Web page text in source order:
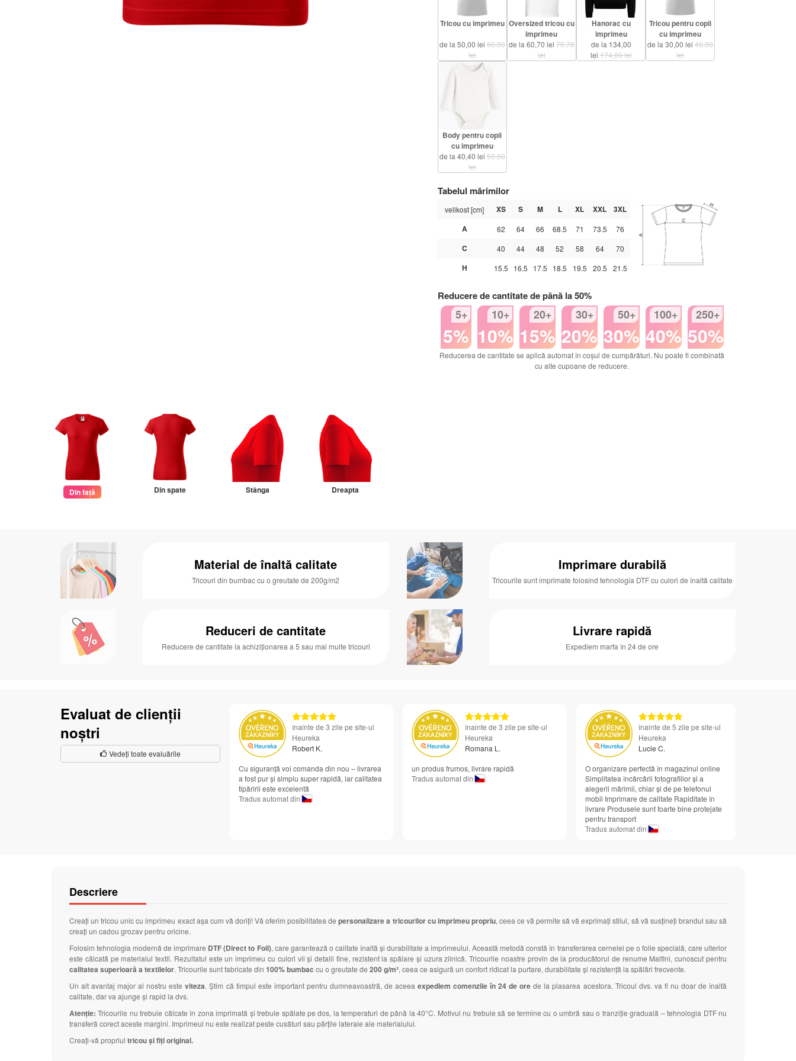
Din față Din spate Stânga Dreapta
Tricou cu imprimeu
de la 50,00 lei 60,00
lei
Oversized tricou cu
imprimeu
de la 60,70 lei 70,70
lei
Hanorac cu
imprimeu
de la 134,00
lei174,00 lei
Tricou pentru copii
cu imprimeu
de la 30,00 lei40,00
lei
Body pentru copii
cu imprimeu
de la 40,40 lei 50,60
lei
Tabelul mărimilor
velikost [cm] XS S M L XL XXL
3XL
A
62 64 66 68.5 71 73.5 76
C 40 44 48 52 58 64 70
H 15.5 16.5 17.5 18.5 19.5 20.5 21.5
Reducere de cantitate de până la 50%
5+
5%
10+
10%
20+
15%
30+
20%
50+
30%
100+
40%
250+
50%
Reducerea de cantitate se aplică automat în coșul de cumpărături. Nu poate fi combinată
cu alte cupoane de reducere.
Material de înaltă calitate
Tricouri din bumbac cu o greutate de 200g/m2
Imprimare durabilă
Tricourile sunt imprimate folosind tehnologia DTF cu culori de înaltă calitate
Reduceri de cantitate
Reducere de cantitate la achiziționarea a 5 sau mai multe tricouri
Livrare rapidă
Expediem marfa în 24 de ore
Evaluat de clienții
noștri
Vedeți toate evaluările
înainte de 3 zile pe site-ul
Heureka
Robert K.
Cu siguranță voi comanda din nou – livrarea
a fost pur și simplu super rapidă, iar calitatea
tipăririi este excelentă
Tradus automat din
înainte de 3 zile pe site-ul
Heureka
Romana L.
un produs frumos, livrare rapidă
Tradus automat din
înainte de 5 zile pe site-ul
Heureka
Lucie C.
O organizare perfectă în magazinul online
Simplitatea încărcării fotografiilor și a
alegerii mărimii, chiar și de pe telefonul
mobil Imprimare de calitate Rapiditate în
livrare Produsele sunt foarte bine protejate
pentru transport
Tradus automat din
Descriere
Creați un tricou unic cu imprimeu exact așa cum vă doriți! Vă oferim posibilitatea depersonalizare a tricourilor cu imprimeu propriu, ceea ce vă permite să vă exprimați stilul, să vă susțineți brandul sau să
creați un cadou grozav pentru oricine.
Folosim tehnologia modernă de imprimare DTF (Direct to Foil), care garantează o calitate înaltă și durabilitate a imprimeului. Această metodă constă în transferarea cernelei pe o folie specială, care ulterior
este călcată pe materialul textil. Rezultatul este un imprimeu cu culori vii și detalii fine, rezistent la spălare și uzura zilnică. Tricourile noastre provin de la producătorul de renume Malfini, cunoscut pentru
calitatea superioară a textilelor. Tricourile sunt fabricate din 100% bumbac cu o greutate de 200 g/m², ceea ce asigură un confort ridicat la purtare, durabilitate și rezistență la spălări frecvente.
Un alt avantaj major al nostru esteviteza. Știm că timpul este important pentru dumneavoastră, de aceeaexpediem comenzile în 24 de ore de la plasarea acestora. Tricoul dvs. va fi nu doar de înaltă
calitate, dar va ajunge și rapid la dvs.
Atenție: Tricourile nu trebuie călcate în zona imprimată și trebuie spălate pe dos, la temperaturi de până la 40°C. Motivul nu trebuie să se termine cu o umbră sau o tranziție graduală – tehnologia DTF nu
transferă corect aceste margini. Imprimeul nu este realizat peste cusături sau părțile laterale ale materialului.
Creați-vă propriul tricou și fiți original.